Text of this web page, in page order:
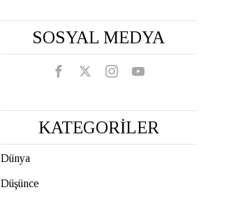
SOSYAL MEDYA
KATEGORİLER
Dünya
Düşünce